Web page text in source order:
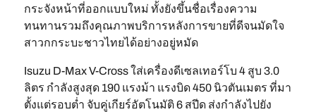
กระจังหน้าที่ออกแบบใหม่ ทั้งยังขึ้นชื่อเรื่องความ
ทนทานรวมถึงคุณภาพบริการหลังการขายที่ดีจนมัดใจ
สาวกกระบะชาวไทยได้อย่างอยู่หมัด
Isuzu D-Max V-Cross ใส่เครื่องดีเซลเทอร์โบ 4 สูบ 3.0
ลิตร กำลังสูงสุด 190 แรงม้า แรงบิด 450 นิวตันเมตร ที่มา
ตั้งแต่รอบต่ำ จับคู่เกียร์อัตโนมัติ 6 สปีด ส่งกำลังไปยัง